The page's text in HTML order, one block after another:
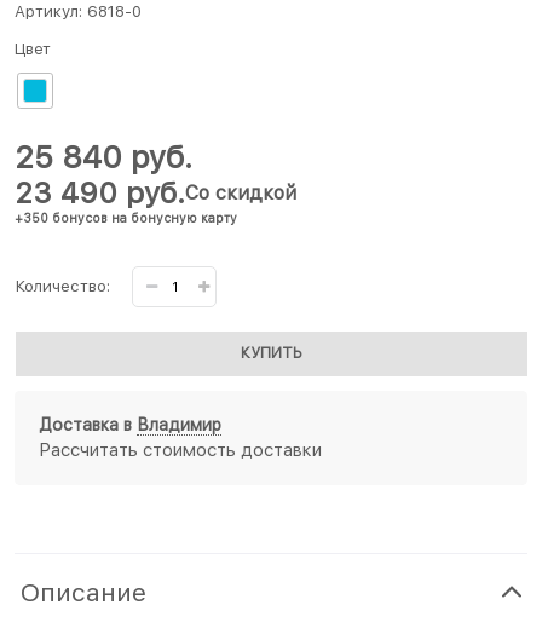
Артикул: 6818-0
Цвет
23 490 руб.
+350 бонусов на бонусную карту
Со скидкой
25 840 руб.
Количество:
КУПИТЬ
Доставка в Владимир
Рассчитать стоимость доставки
Описание